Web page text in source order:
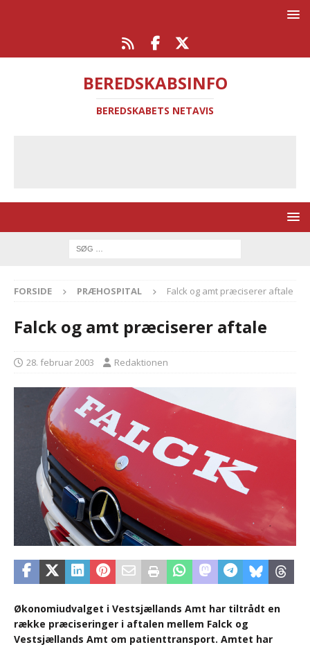
BEREDSKABSINFO
BEREDSKABETS NETAVIS
FORSIDE PRÆHOSPITAL Falck og amt præciserer aftale
Falck og amt præciserer aftale
28. februar 2003 Redaktionen
Økonomiudvalget i Vestsjællands Amt har tiltrådt en
række præciseringer i aftalen mellem Falck og
Vestsjællands Amt om patienttransport. Amtet har